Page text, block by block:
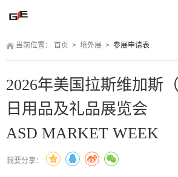
当前位置： 首页 > 境外展 > 参展申请表
2026年美国拉斯维加斯
日用品及礼品展览会
ASD MARKET WEEK
我要分享：